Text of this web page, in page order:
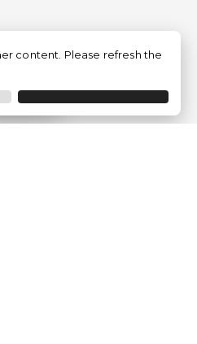
Filtrar
content. Please refresh the